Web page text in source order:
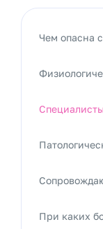
Чем опасна
При каких